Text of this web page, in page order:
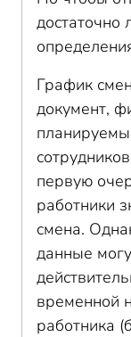
достаточно
График
документ,
первую
работники
смена.
данные
временной
работника